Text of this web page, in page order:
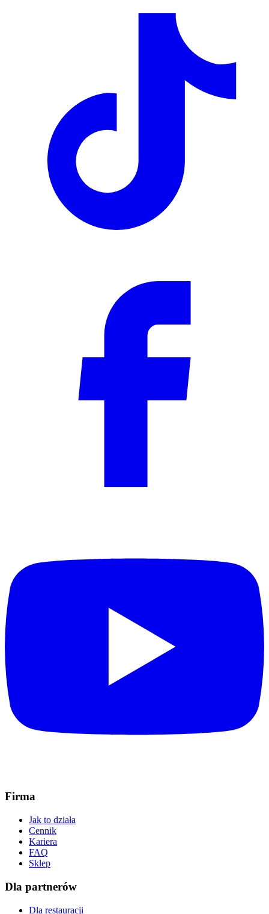
Firma
Jak to działa
Cennik
Kariera
FAQ
Sklep
Dla partnerów
Dla restauracji